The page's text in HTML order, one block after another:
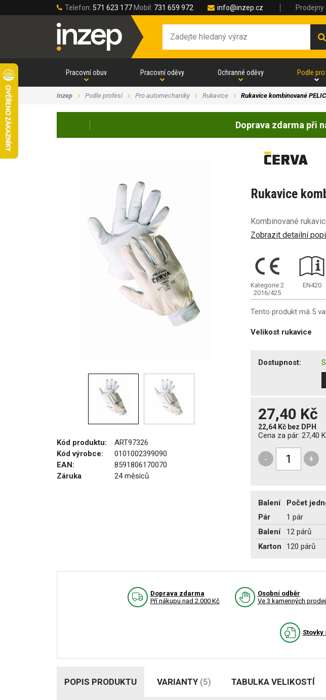
Telefon: 571 623 177 Mobil: 731 659 972 info@inzep.cz Prodejny
Pracovní obuv Pracovní oděvy Ochranné oděvy Podle
Inzep Podle profesí Pro automechaniky Rukavice Rukavice kombinované
Doprava zdarma při
Kód produktu:
ART97326
Kód výrobce:
0101002399090
EAN:
8591806170070
Záruka
24 měsíců
Rukavice
Kombinované
Zobrazit detailní
Kategorie 2
2016/425
EN420
Tento produkt má 5
Velikost rukavice
Dostupnost:
27,40 Kč
22,64 Kč bez DPH
Cena za pár:27,40
- +
Balení Počet
Pár
1 pár
Balení
12 párů
Karton
120 párů
Doprava zdarma
Pří nákupu nad 2.000 Kč
Osobní odběr
Ve 3 kamenných
POPIS PRODUKTU VARIANTY (5) TABULKA VELIKOSTÍ